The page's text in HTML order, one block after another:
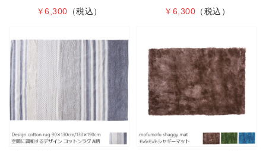
￥6,300 （税込）
￥6,300 （税込）